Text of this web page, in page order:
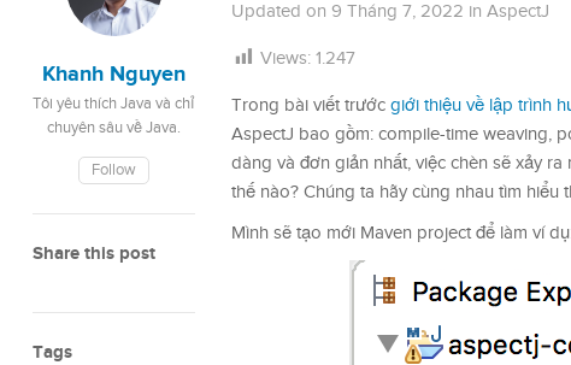
Khanh Nguyen
Tôi yêu thích Java và chỉ
chuyên sâu về Java.
Follow
Share this post
Tags
Updated on 9 Tháng 7, 2022 in AspectJ
Views: 1.247
Trong bài viết trước giới thiệu về lập trình
AspectJ bao gồm: compile-time weaving,
dàng và đơn giản nhất, việc chèn sẽ xảy
thế nào? Chúng ta hãy cùng nhau tìm
Mình sẽ tạo mới Maven project để làm ví